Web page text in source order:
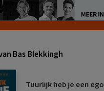
Bas Blekkingh
Tuurlijk heb je een ego